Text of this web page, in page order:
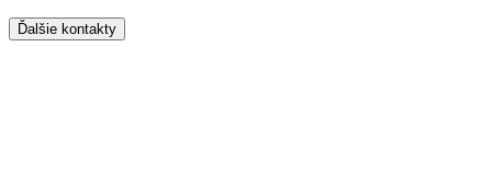
Ďalšie kontakty